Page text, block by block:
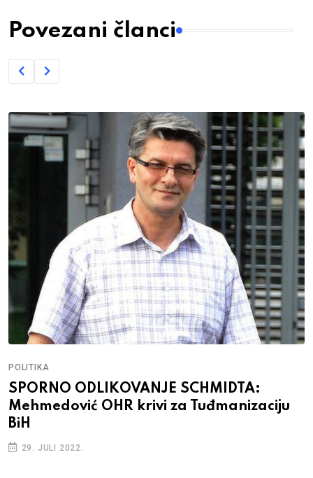
Povezani članci
POLITIKA
SPORNO ODLIKOVANJE SCHMIDTA:
Mehmedović OHR krivi za Tuđmanizaciju
BiH
29. JULI 2022.